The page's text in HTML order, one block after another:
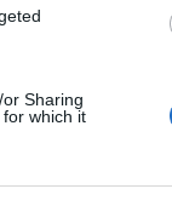
Sharing
which it